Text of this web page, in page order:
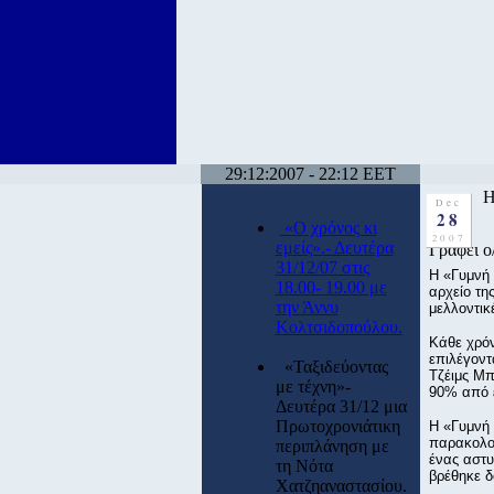
29:12:2007 - 22:12 EET
«Ο χρόνος κι
εμείς».- Δευτέρα
31/12/07 στις
18.00- 19.00 με
την Άννυ
Κολτσιδοπούλου.
«Ταξιδεύοντας
με τέχνη»-
Δευτέρα 31/12 μια
Πρωτοχρονιάτικη
περιπλάνηση με
τη Νότα
Χατζηαναστασίου.
Dec
28
2007
Γράφει
H «Γυμνή
αρχείο
Κάθε
Τζέιμς
90% από
Η «Γυμνή
ένας
βρέθηκε